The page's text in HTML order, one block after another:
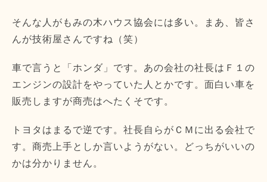
そんな人がもみの木ハウス協会には多い。まあ、皆さ
んが技術屋さんですね（笑）
車で言うと「ホンダ」です。あの会社の社長はＦ１の
エンジンの設計をやっていた人とかです。面白い車を
販売しますが商売はへたくそです。
トヨタはまるで逆です。社長自らがＣＭに出る会社で
す。商売上手としか言いようがない。どっちがいいの
かは分かりません。